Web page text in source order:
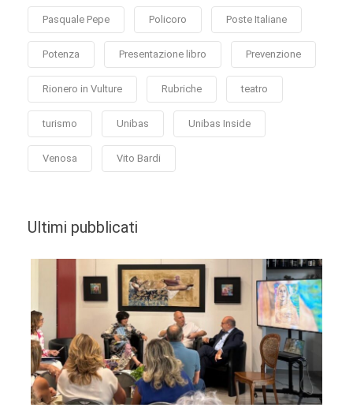
Pasquale Pepe Policoro Poste Italiane
Potenza Presentazione libro Prevenzione
Rionero in Vulture Rubriche teatro
turismo Unibas Unibas Inside
Venosa Vito Bardi
Ultimi pubblicati